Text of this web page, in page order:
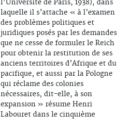
l'Université de Paris, 1938), dans
laquelle il s’attache « à l’examen
des problèmes politiques et
juridiques posés par les demandes
que ne cesse de formuler le Reich
pour obtenir la restitution de ses
anciens territoires d’Afrique et du
pacifique, et aussi par la Pologne
qui réclame des colonies
nécessaires, dit-elle, à son
expansion » résume Henri
Labouret dans le cinquième